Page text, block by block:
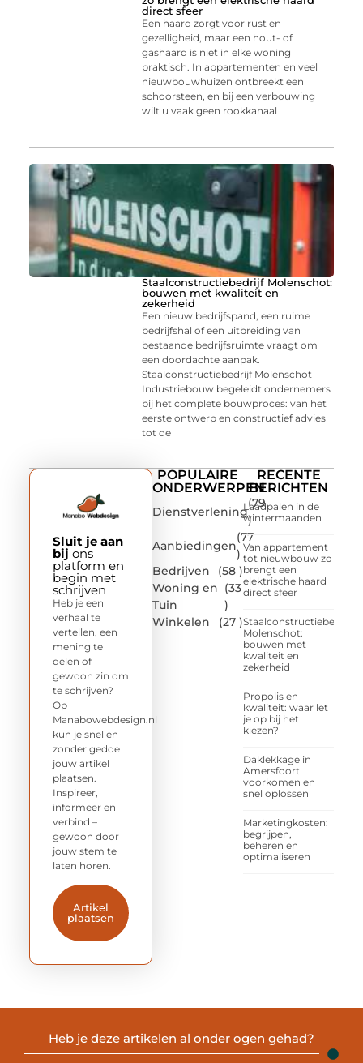
direct sfeer
Een haard zorgt voor rust en
gezelligheid, maar een hout- of
gashaard is niet in elke woning
praktisch. In appartementen en veel
nieuwbouwhuizen ontbreekt een
schoorsteen, en bij een verbouwing
wilt u vaak geen rookkanaal
Staalconstructiebedrijf Molenschot:
bouwen met kwaliteit en
zekerheid
Een nieuw bedrijfspand, een ruime
bedrijfshal of een uitbreiding van
bestaande bedrijfsruimte vraagt om
een doordachte aanpak.
Staalconstructiebedrijf Molenschot
Industriebouw begeleidt ondernemers
bij het complete bouwproces: van het
eerste ontwerp en constructief advies
tot de
POPULAIRE
ONDERWERPEN
Dienstverlening
(79
)
Aanbiedingen
(77
)
Bedrijven
(58 )
Woning en
Tuin
(33
)
Winkelen
(27 )
RECENTE
BERICHTEN
Laadpalen in de
wintermaanden
Van appartement
tot nieuwbouw zo
brengt een
elektrische haard
direct sfeer
Staalconstructiebedrijf
Molenschot:
bouwen met
kwaliteit en
zekerheid
Propolis en
kwaliteit: waar let
je op bij het
kiezen?
Daklekkage in
Amersfoort
voorkomen en
snel oplossen
Marketingkosten:
begrijpen,
beheren en
optimaliseren
Sluit je aan
bij ons
platform en
begin met
schrijven
Heb je een
verhaal te
vertellen, een
mening te
delen of
gewoon zin om
te schrijven?
Op
Manabowebdesign.nl
kun je snel en
zonder gedoe
jouw artikel
plaatsen.
Inspireer,
informeer en
verbind –
gewoon door
jouw stem te
laten horen.
Artikel
plaatsen
Heb je deze artikelen al onder ogen gehad?